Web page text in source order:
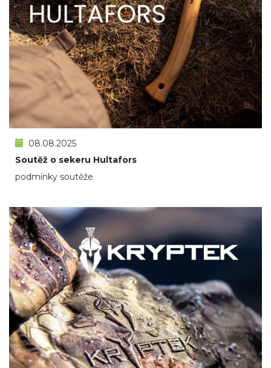
08.08.2025
Soutěž o sekeru Hultafors
podmínky soutěže